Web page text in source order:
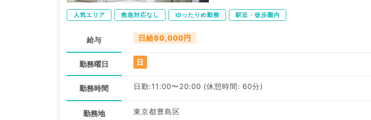
人気エリア 救急対応なし ゆったりめ勤務 駅近・徒歩圏内
給与 日給80,000円
勤務曜日 日
勤務時間 日勤:11:00〜20:00 (休憩時間: 60分)
勤務地 東京都豊島区